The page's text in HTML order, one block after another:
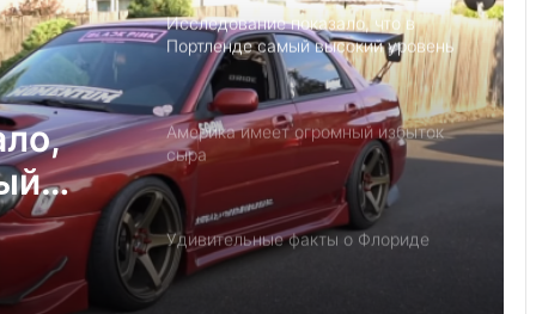
Исследование показало, что в
Портленде самый высокий уровень
угона автомобилей на душу
населения в США
Америка имеет огромный избыток
сыра
Удивительные факты о Флориде